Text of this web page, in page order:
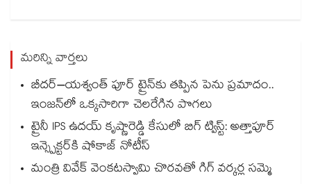
మరిన్ని వార్తలు
బీదర్–యశ్వంత్ పూర్ ట్రైన్‎కు తప్పిన పెను ప్రమాదం..
ఇంజన్‎లో ఒక్కసారిగా చెలరేగిన పొగలు
ట్రైనీ IPS ఉదయ్ కృష్ణారెడ్డి కేసులో బిగ్ ట్విస్ట్: అత్తాపూర్
ఇన్స్పెక్టర్‎కి షోకాజ్ నోటీస్
మంత్రి వివేక్ వెంకటస్వామి చొరవతో గిగ్ వర్కర్ల సమ్మె